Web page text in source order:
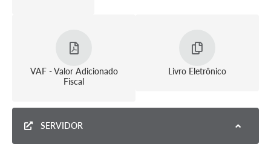
VAF - Valor Adicionado
Fiscal
Livro Eletrônico
SERVIDOR